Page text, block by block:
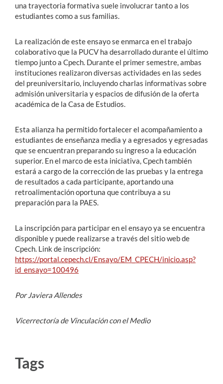
una trayectoria formativa suele involucrar tanto a los
estudiantes como a sus familias.
La realización de este ensayo se enmarca en el trabajo
colaborativo que la PUCV ha desarrollado durante el último
tiempo junto a Cpech. Durante el primer semestre, ambas
instituciones realizaron diversas actividades en las sedes
del preuniversitario, incluyendo charlas informativas sobre
admisión universitaria y espacios de difusión de la oferta
académica de la Casa de Estudios.
Esta alianza ha permitido fortalecer el acompañamiento a
estudiantes de enseñanza media y a egresados y egresadas
que se encuentran preparando su ingreso a la educación
superior. En el marco de esta iniciativa, Cpech también
estará a cargo de la corrección de las pruebas y la entrega
de resultados a cada participante, aportando una
retroalimentación oportuna que contribuya a su
preparación para la PAES.
La inscripción para participar en el ensayo ya se encuentra
disponible y puede realizarse a través del sitio web de
Cpech. Link de inscripción:
https://portal.cepech.cl/Ensayo/EM_CPECH/inicio.asp?
id_ensayo=100496
Por Javiera Allendes
Vicerrectoría de Vinculación con el Medio
Tags